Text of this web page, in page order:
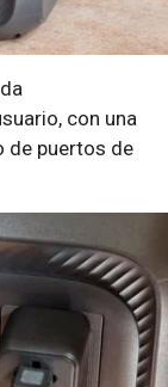
con una
de puertos de